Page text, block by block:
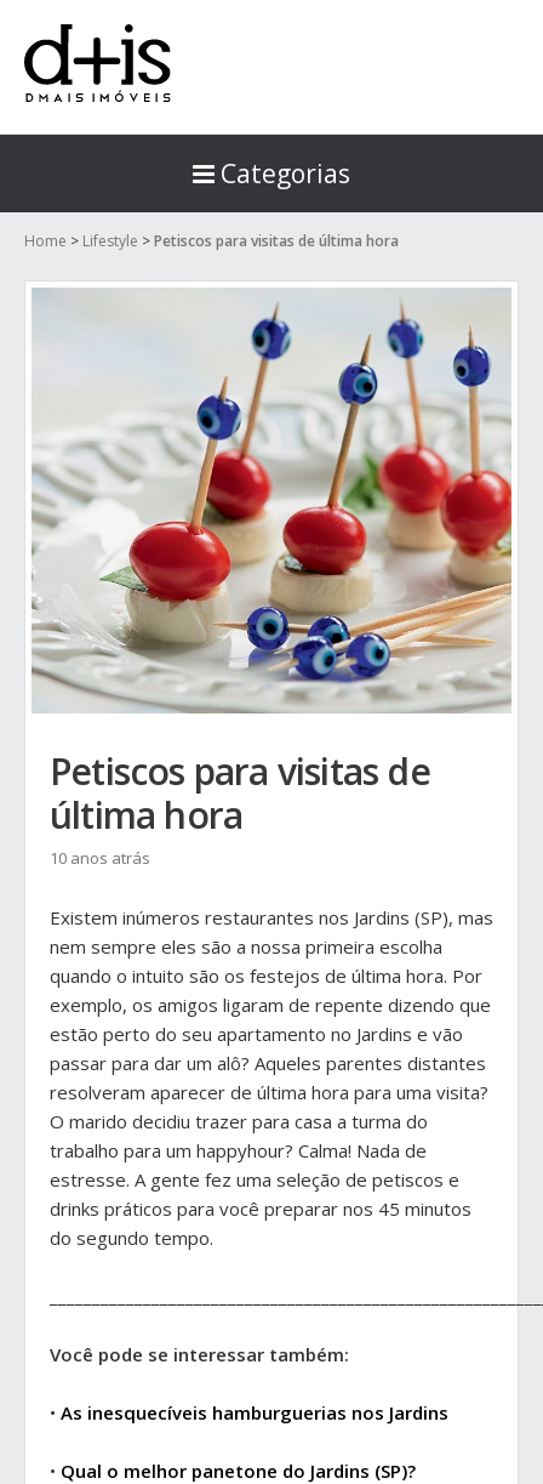
Categorias
Home > Lifestyle >Petiscos para visitas de última hora
Petiscos para visitas de
última hora
10 anos atrás
Existem inúmeros restaurantes nos Jardins (SP), mas
nem sempre eles são a nossa primeira escolha
quando o intuito são os festejos de última hora. Por
exemplo, os amigos ligaram de repente dizendo que
estão perto do seu apartamento no Jardins e vão
passar para dar um alô? Aqueles parentes distantes
resolveram aparecer de última hora para uma visita?
O marido decidiu trazer para casa a turma do
trabalho para um happyhour? Calma! Nada de
estresse. A gente fez uma seleção de petiscos e
drinks práticos para você preparar nos 45 minutos
do segundo tempo.
Você pode se interessar também:
• As inesquecíveis hamburguerias nos Jardins
• Qual o melhor panetone do Jardins (SP)?